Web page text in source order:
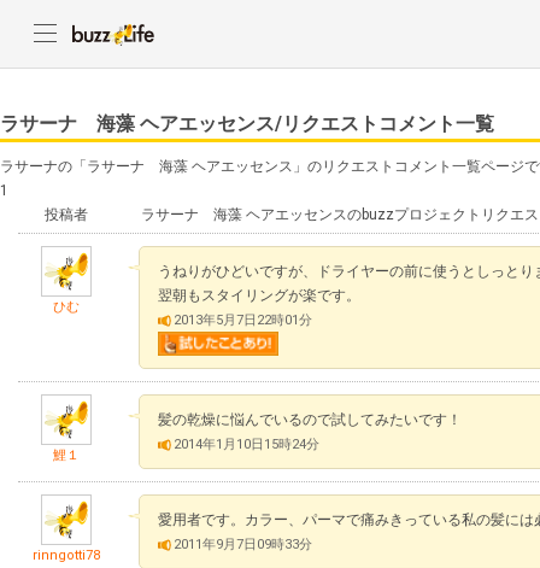
ラサーナ 海藻 ヘアエッセンス/リクエストコメント一覧
ラサーナの「ラサーナ 海藻 ヘアエッセンス」のリクエストコメント一覧ページ
1
投稿者
ラサーナ 海藻 ヘアエッセンスのbuzzプロジェクトリクエ
ひむ
うねりがひどいですが、ドライヤーの前に使うとしっとり
翌朝もスタイリングが楽です。
2013年5月7日22時01分
鯉１
髪の乾燥に悩んでいるので試してみたいです！
2014年1月10日15時24分
rinngotti78
愛用者です。カラー、パーマで痛みきっている私の髪には
2011年9月7日09時33分